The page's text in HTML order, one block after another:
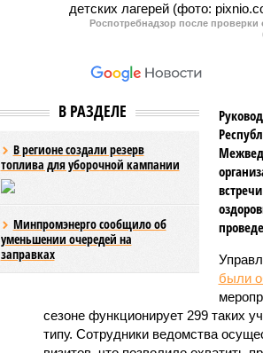
Роспотребнадзор после проверки
В РАЗДЕЛЕ
В регионе создали резерв
топлива для уборочной кампании
Минпромэнерго сообщило об
уменьшении очередей на
заправках
были
сезоне функционирует 299 таких
типу. Сотрудники ведомства